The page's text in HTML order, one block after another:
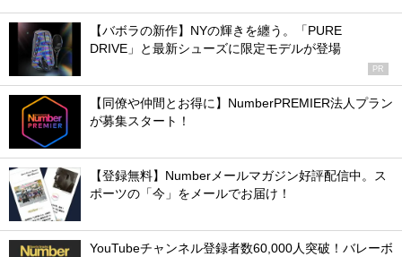
【バボラの新作】NYの輝きを纏う。「PURE
DRIVE」と最新シューズに限定モデルが登場
PR
【同僚や仲間とお得に】NumberPREMIER法人プラン
が募集スタート！
【登録無料】Numberメールマガジン好評配信中。ス
ポーツの「今」をメールでお届け！
YouTubeチャンネル登録者数60,000人突破！バレーボ